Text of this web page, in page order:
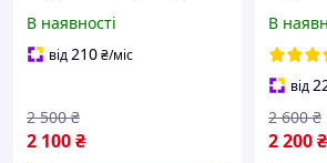
тюбінг для катання на
гірці
В наявності
від210₴/міс
2 100₴
2 500 ₴
тюбінг
гірці
В
від
2 200₴
2 600 ₴